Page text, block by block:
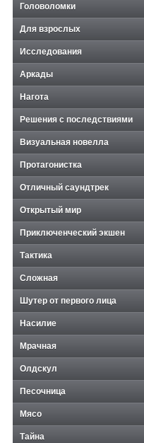
Головоломки
Для взрослых
Исследования
Аркады
Нагота
Решения с последствиями
Визуальная новелла
Протагонистка
Отличный саундтрек
Открытый мир
Приключенческий экшен
Тактика
Сложная
Шутер от первого лица
Насилие
Мрачная
Олдскул
Песочница
Мясо
Тайна